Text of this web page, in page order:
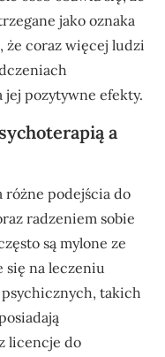
jako oznaka
że coraz więcej ludzi
jej pozytywne efekty.
a
różne podejścia do
radzeniem sobie
są mylone ze
się na leczeniu
takich
licencje do